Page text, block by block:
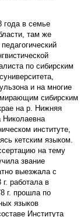
года в семье
там же
по сибирским
и на многие
сибирским
на р. Нижняя
Николаевна
институте,
кетским языком.
на тему
звание
выезжала с
работала в
г. прошла по
языков
Института